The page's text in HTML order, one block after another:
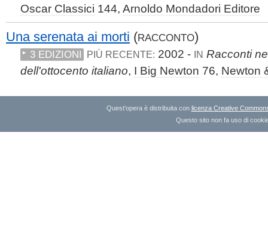
Oscar Classici 144, Arnoldo Mondadori Editore
Una serenata ai morti (RACCONTO)
3 EDIZIONI PIÙ RECENTE: 2002 - IN Racconti
dell'ottocento italiano, I Big Newton 76, Newton
Quest'opera è distribuita con licenza Creative
Questo sito non fa uso di